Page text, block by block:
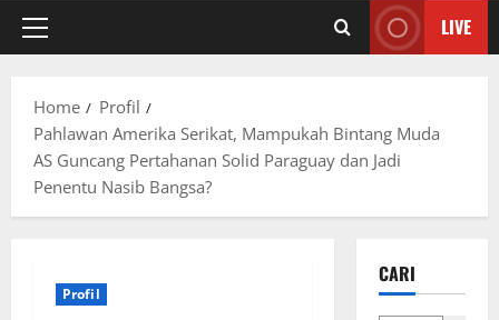
Primary
LIVE
Home
Profil
Pahlawan Amerika Serikat, Mampukah Bintang Muda
AS Guncang Pertahanan Solid Paraguay dan Jadi
Penentu Nasib Bangsa?
Profil
CARI